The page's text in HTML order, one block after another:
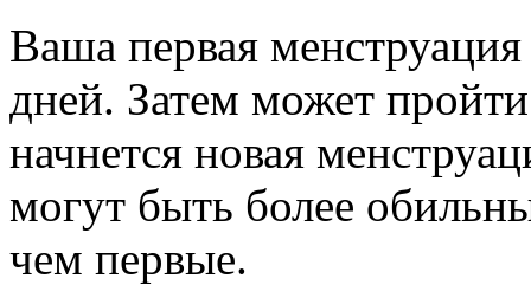
Ваша первая
дней. Затем может
начнется новая
могут быть более
чем первые.